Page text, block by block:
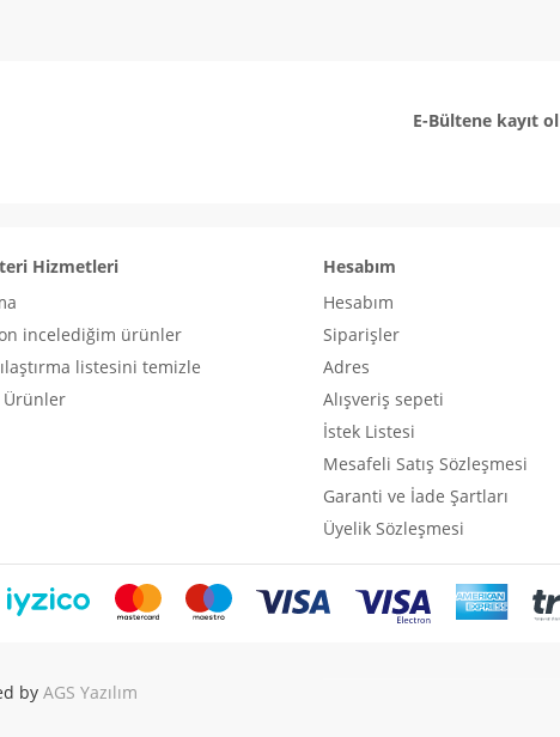
E-Bültene kayıt ol
Hizmetleri
incelediğim ürünler
listesini temizle
Ürünler
Hesabım
Hesabım
Siparişler
Adres
Alışveriş sepeti
İstek Listesi
Mesafeli Satış Sözleşmesi
Garanti ve İade Şartları
Üyelik Sözleşmesi
by AGS Yazılım